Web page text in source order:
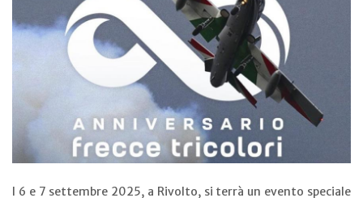
l 6 e 7 settembre 2025, a Rivolto, si terrà un evento speciale